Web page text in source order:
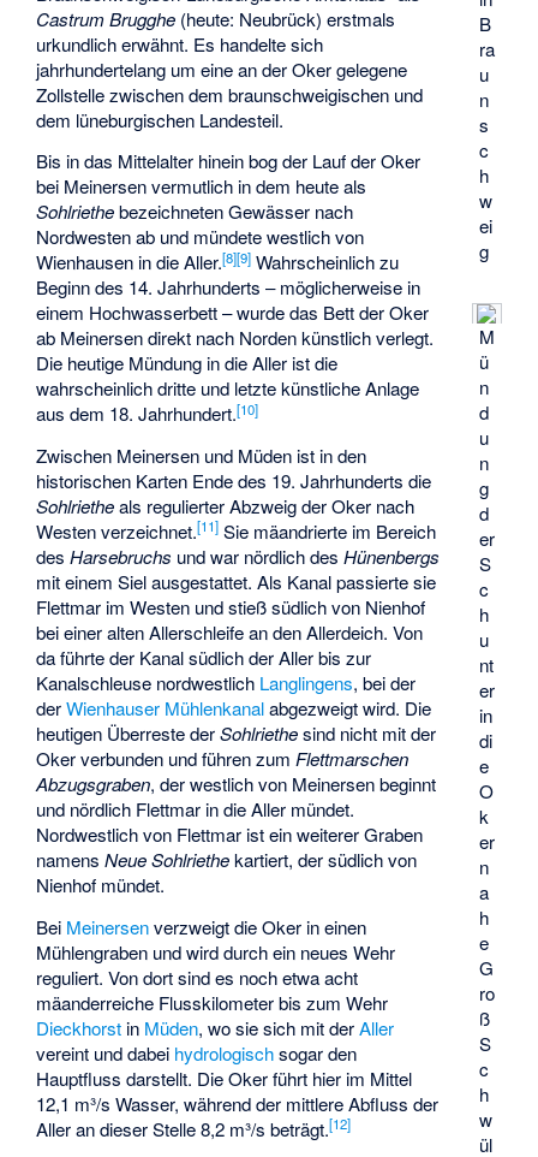
B
ra
u
n
s
c
h
w
ei
g
M
ü
n
d
u
n
g
d
er
S
c
h
u
nt
er
in
di
e
O
k
er
n
a
h
e
G
ro
ß
S
c
h
w
ül
Castrum Brugghe (heute: Neubrück) erstmals
urkundlich erwähnt. Es handelte sich
jahrhundertelang um eine an der Oker gelegene
Zollstelle zwischen dem braunschweigischen und
dem lüneburgischen Landesteil.
Bis in das Mittelalter hinein bog der Lauf der Oker
bei Meinersen vermutlich in dem heute als
Sohlriethebezeichneten Gewässer nach
Nordwesten ab und mündete westlich von
Wienhausen in die Aller.[8][9] Wahrscheinlich zu
Beginn des 14. Jahrhunderts – möglicherweise in
einem Hochwasserbett – wurde das Bett der Oker
ab Meinersen direkt nach Norden künstlich verlegt.
Die heutige Mündung in die Aller ist die
wahrscheinlich dritte und letzte künstliche Anlage
aus dem 18. Jahrhundert.[10]
Zwischen Meinersen und Müden ist in den
historischen Karten Ende des 19. Jahrhunderts die
Sohlrietheals regulierter Abzweig der Oker nach
Westen verzeichnet.[11] Sie mäandrierte im Bereich
desHarsebruchs und war nördlich desHünenbergs
mit einem Siel ausgestattet. Als Kanal passierte sie
Flettmar im Westen und stieß südlich von Nienhof
bei einer alten Allerschleife an den Allerdeich. Von
da führte der Kanal südlich der Aller bis zur
Kanalschleuse nordwestlich Langlingens, bei der
derWienhauser Mühlenkanalabgezweigt wird. Die
heutigen Überreste derSohlriethesind nicht mit der
Oker verbunden und führen zum Flettmarschen
Abzugsgraben, der westlich von Meinersen beginnt
und nördlich Flettmar in die Aller mündet.
Nordwestlich von Flettmar ist ein weiterer Graben
namensNeue Sohlriethekartiert, der südlich von
Nienhof mündet.
Bei Meinersenverzweigt die Oker in einen
Mühlengraben und wird durch ein neues Wehr
reguliert. Von dort sind es noch etwa acht
mäanderreiche Flusskilometer bis zum Wehr
Dieckhorst in Müden, wo sie sich mit derAller
vereint und dabei hydrologischsogar den
Hauptfluss darstellt. Die Oker führt hier im Mittel
12,1 m³/s Wasser, während der mittlere Abfluss der
Aller an dieser Stelle 8,2 m³/s beträgt.[12]